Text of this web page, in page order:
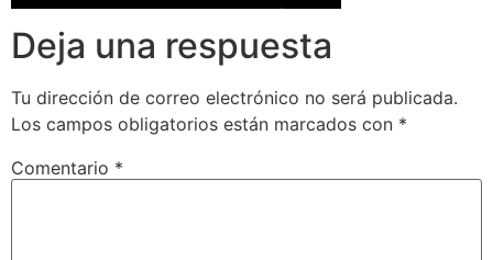
Deja una respuesta
Tu dirección de correo electrónico no será publicada.
Los campos obligatorios están marcados con *
Comentario *